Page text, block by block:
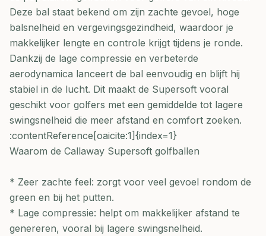
Deze bal staat bekend om zijn zachte gevoel, hoge
balsnelheid en vergevingsgezindheid, waardoor je
makkelijker lengte en controle krijgt tijdens je ronde.
Dankzij de lage compressie en verbeterde
aerodynamica lanceert de bal eenvoudig en blijft hij
stabiel in de lucht. Dit maakt de Supersoft vooral
geschikt voor golfers met een gemiddelde tot lagere
swingsnelheid die meer afstand en comfort zoeken.
:contentReference[oaicite:1]{index=1}
Waarom de Callaway Supersoft golfballen
* Zeer zachte feel: zorgt voor veel gevoel rondom de
green en bij het putten.
* Lage compressie: helpt om makkelijker afstand te
genereren, vooral bij lagere swingsnelheid.